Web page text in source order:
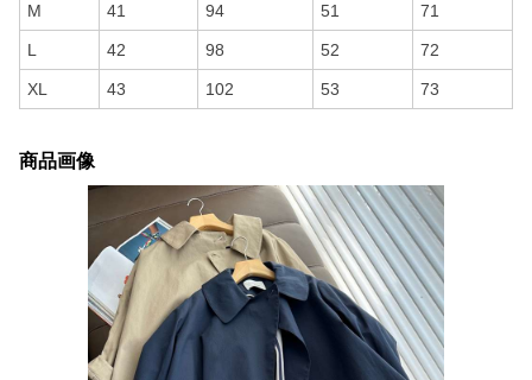
M 41 94 51 71
L 42 98 52 72
XL 43 102 53 73
商品画像